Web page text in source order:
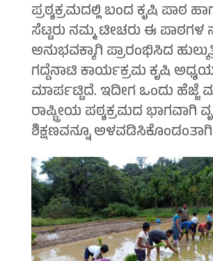
ಪ್ರಠ್ಯಕ್ರಮದಲ್ಲಿ ಬಂದ ಕೃಷಿ ಪಾಠ
ಸೆಟ್ಟರು ನಮ್ಮ ಟೀಚರು ಈ ಪಾಠಗಳ
ಅನುಭವಕ್ಕಾಗಿ ಪ್ರಾರಂಭಿಸಿದ
ಗದ್ದೆನಾಟಿ ಕಾರ್ಯಕ್ರಮ ಕೃಷಿ
ಮಾರ್ಪಟ್ಟಿದೆ. ಇದೀಗ ಒಂದು
ರಾಷ್ಟ್ರೀಯ ಪಠ್ಯಕ್ರಮದ ಭಾಗವಾಗಿ
ಶಿಕ್ಷಣವನ್ನೂ